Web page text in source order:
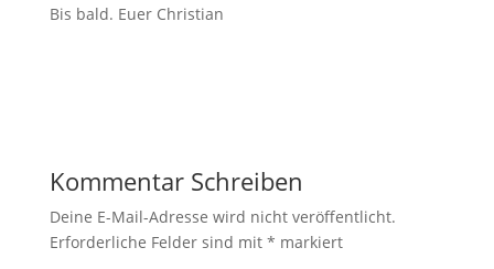
Bis bald. Euer Christian
Kommentar Schreiben
Deine E-Mail-Adresse wird nicht veröffentlicht.
Erforderliche Felder sind mit * markiert